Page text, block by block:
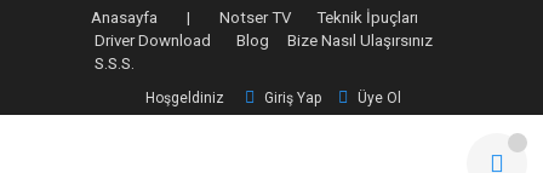
Anasayfa | Notser TV
Teknik İpuçları
Driver Download
Blog
Bize Nasıl Ulaşırsınız
S.S.S.
Hoşgeldiniz Giriş Yap Üye Ol